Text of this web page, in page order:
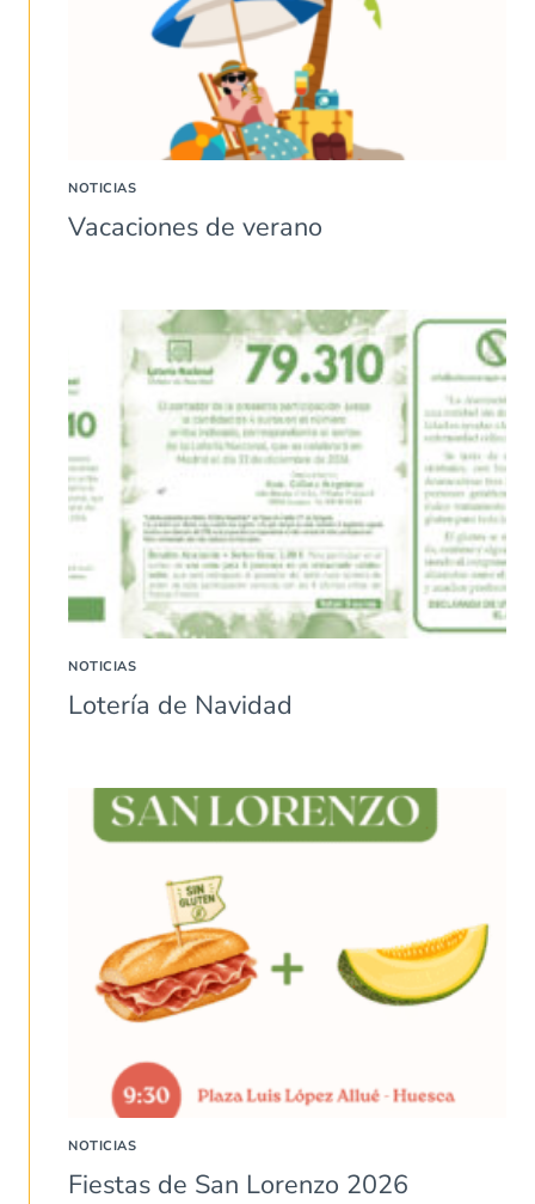
NOTICIAS
Vacaciones de verano
NOTICIAS
Lotería de Navidad
NOTICIAS
Fiestas de San Lorenzo 2026